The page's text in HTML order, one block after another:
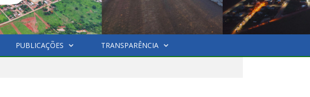
PUBLICAÇÕES TRANSPARÊNCIA